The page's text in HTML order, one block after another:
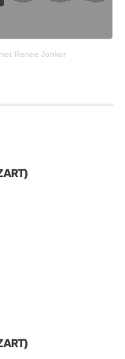
Renee Jonker